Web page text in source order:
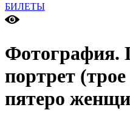
БИЛЕТЫ
Фотография.
портрет
пятеро